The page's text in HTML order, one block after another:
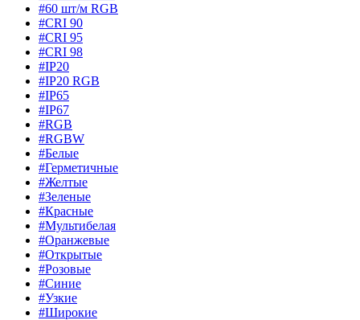
#60 шт/м RGB
#CRI 90
#CRI 95
#CRI 98
#IP20
#IP20 RGB
#IP65
#IP67
#RGB
#RGBW
#Белые
#Герметичные
#Желтые
#Зеленые
#Красные
#Мультибелая
#Оранжевые
#Открытые
#Розовые
#Синие
#Узкие
#Широкие